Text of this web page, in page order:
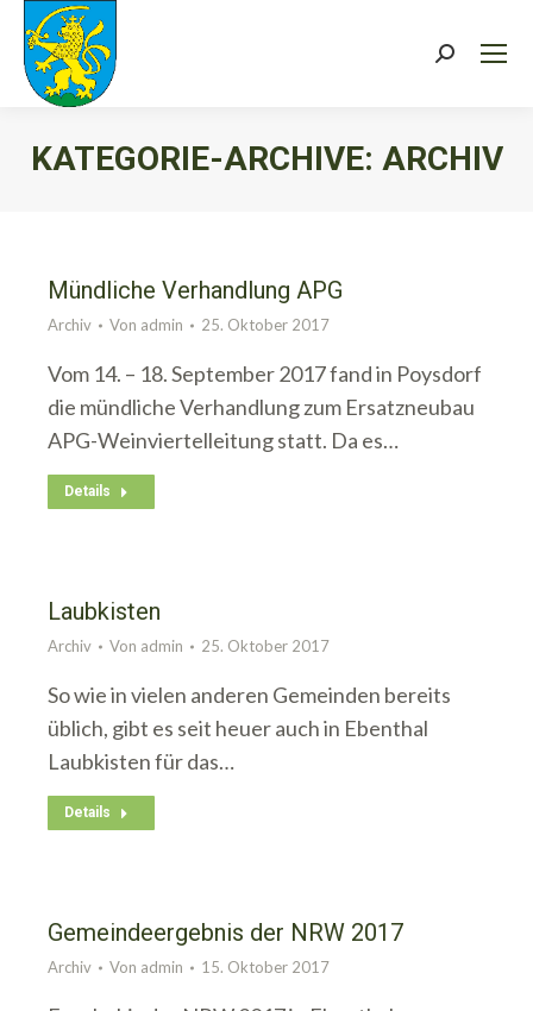
Search:
KATEGORIE-ARCHIVE: ARCHIV
Mündliche Verhandlung APG
Archiv Von admin 25. Oktober 2017
Vom 14. – 18. September 2017 fand in Poysdorf
die mündliche Verhandlung zum Ersatzneubau
APG-Weinviertelleitung statt. Da es…
Details
Laubkisten
Archiv Von admin 25. Oktober 2017
So wie in vielen anderen Gemeinden bereits
üblich, gibt es seit heuer auch in Ebenthal
Laubkisten für das…
Details
Gemeindeergebnis der NRW 2017
Archiv Von admin 15. Oktober 2017